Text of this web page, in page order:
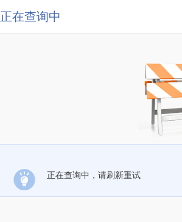
正在查询中
正在查询中，请刷新重试